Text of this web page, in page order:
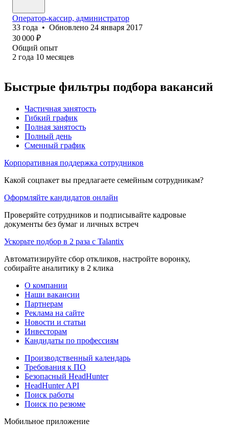
Оператор-кассир, администратор
33 года • Обновлено 24 января 2017
30 000 ₽
Общий опыт
2 года 10 месяцев
Быстрые фильтры подбора вакансий
Частичная занятость
Гибкий график
Полная занятость
Полный день
Сменный график
Корпоративная поддержка сотрудников
Какой соцпакет вы предлагаете семейным сотрудникам?
Оформляйте кандидатов онлайн
Проверяйте сотрудников и подписывайте кадровые
документы без бумаг и личных встреч
Ускорьте подбор в 2 раза с Talantix
Автоматизируйте сбор откликов, настройте воронку,
собирайте аналитику в 2 клика
О компании
Наши вакансии
Партнерам
Реклама на сайте
Новости и статьи
Инвесторам
Кандидаты по профессиям
Производственный календарь
Требования к ПО
Безопасный HeadHunter
HeadHunter API
Поиск работы
Поиск по резюме
Мобильное приложение